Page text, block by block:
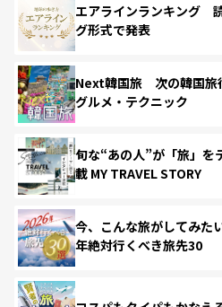
エアラインランキング
グ形式で発表
Next韓国旅 次の韓国旅
グルメ・テクニック
旬な“あの人”が「旅」を
載 MY TRAVEL STORY
今、こんな旅がしてみた
年絶対行くべき旅先30